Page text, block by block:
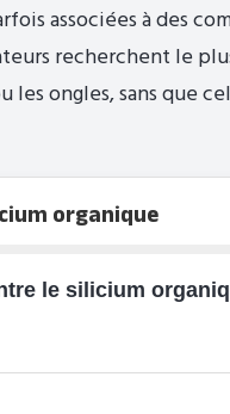
associées à des
recherchent le
ongles, sans que
organique
le silicium